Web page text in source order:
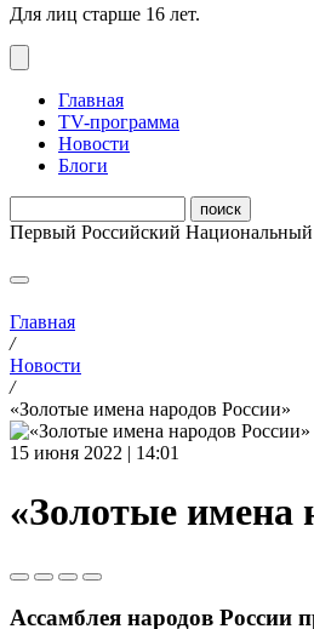
Для лиц старше 16 лет.
Главная
ТV-программа
Новости
Блоги
Первый Российский
Главная
/
Новости
/
«Золотые имена народов России»
15 июня 2022 | 14:01
«Золотые имена
Ассамблея народов России